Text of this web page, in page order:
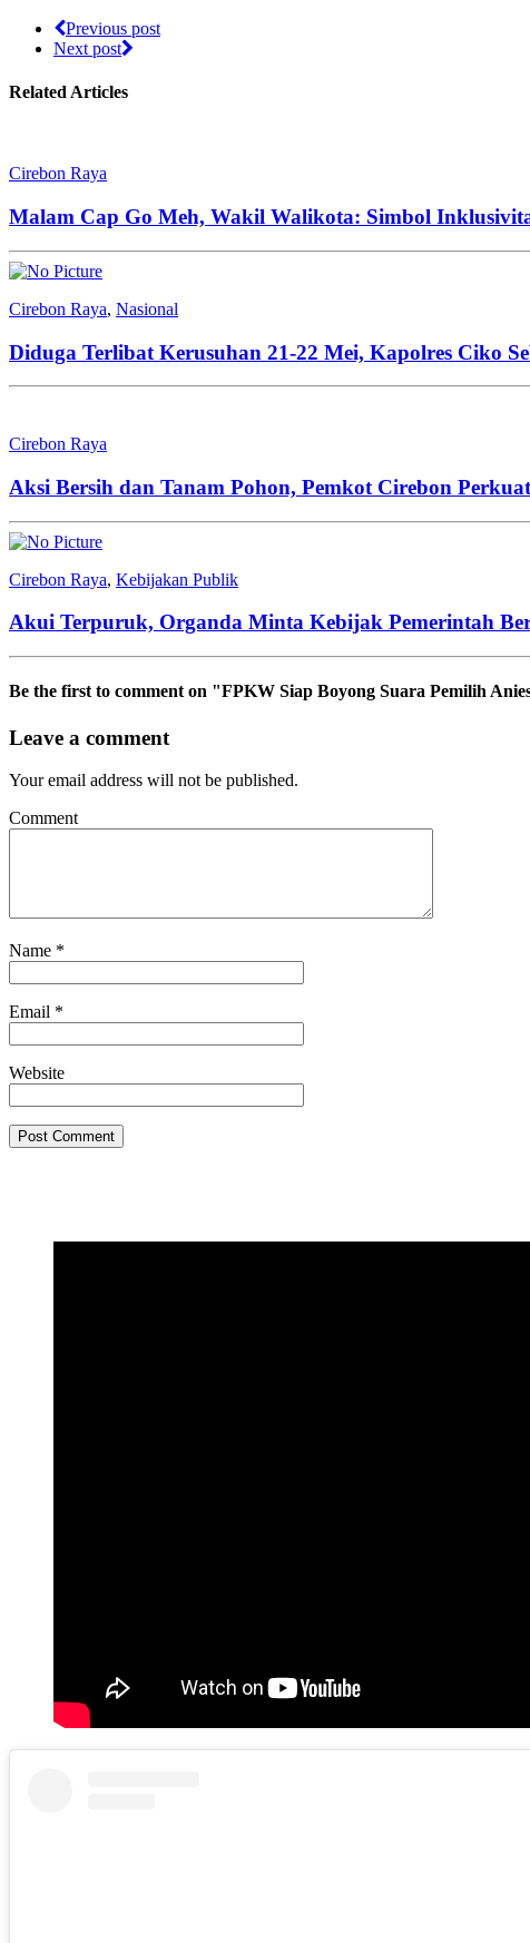
Previous post
Next post
Related Articles
Cirebon Raya
Malam Cap Go Meh, Wakil Walikota: Simbol
Cirebon Raya, Nasional
Diduga Terlibat Kerusuhan 21-22 Mei, Kapolres Ciko
Cirebon Raya
Aksi Bersih dan Tanam Pohon, Pemkot Cirebon
Cirebon Raya, Kebijakan Publik
Akui Terpuruk, Organda Minta Kebijak Pemerintah
Be the first to comment on "FPKW Siap Boyong Suara Pemilih
Leave a comment
Your email address will not be published.
Comment
Name *
Email *
Website